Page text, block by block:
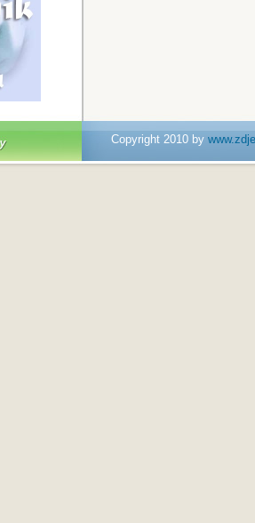
Copyright 2010 by